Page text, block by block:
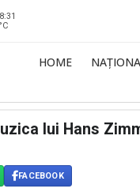
HOME
lui Hans
FACEBOOK